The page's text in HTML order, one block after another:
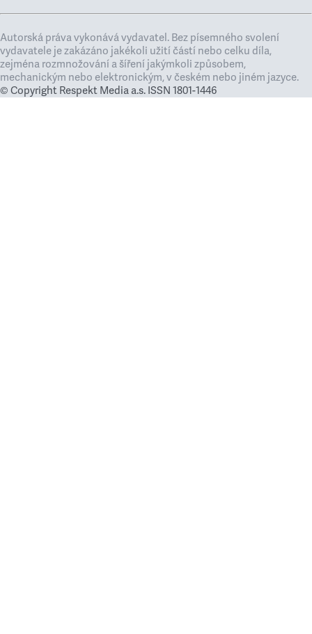
Autorská práva vykonává vydavatel. Bez písemného svolení
vydavatele je zakázáno jakékoli užití částí nebo celku díla,
zejména rozmnožování a šíření jakýmkoli způsobem,
mechanickým nebo elektronickým, v českém nebo jiném jazyce.
© Copyright Respekt Media a.s. ISSN 1801-1446